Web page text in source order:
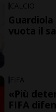
CALCIO
vuota il
FIFA
«Più
FIFA